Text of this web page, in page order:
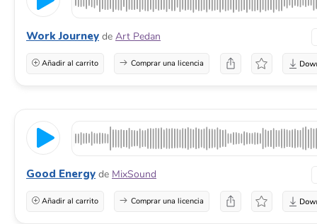
Work Journey de Art Pedan
Añadir al carrito Comprar una licencia
Good Energy de MixSound
Añadir al carrito Comprar una licencia